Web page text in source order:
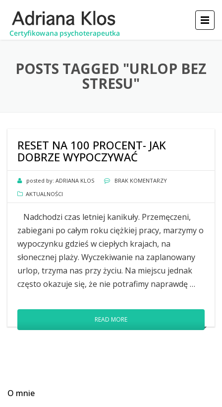
POSTS TAGGED "URLOP BEZ
STRESU"
RESET NA 100 PROCENT- JAK
DOBRZE WYPOCZYWAĆ
posted by: ADRIANA KLOS
BRAK KOMENTARZY
AKTUALNOŚCI
Nadchodzi czas letniej kanikuły. Przemęczeni,
zabiegani po całym roku ciężkiej pracy, marzymy o
wypoczynku gdzieś w ciepłych krajach, na
słonecznej plaży. Wyczekiwanie na zaplanowany
urlop, trzyma nas przy życiu. Na miejscu jednak
często okazuje się, że nie potrafimy naprawdę …
READ MORE
O mnie